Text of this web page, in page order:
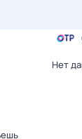
Нет